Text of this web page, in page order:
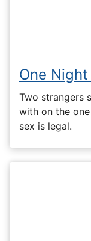
One
Two strangers
with on the
sex is legal.